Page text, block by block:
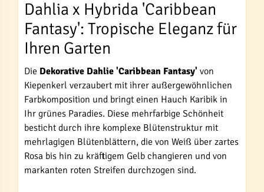
Dahlia x Hybrida 'Caribbean
Fantasy': Tropische Eleganz für
Ihren Garten
Die Dekorative Dahlie 'Caribbean Fantasy' von
Kiepenkerl verzaubert mit ihrer außergewöhnlichen
Farbkomposition und bringt einen Hauch Karibik in
Ihr grünes Paradies. Diese mehrfarbige Schönheit
besticht durch ihre komplexe Blütenstruktur mit
mehrlagigen Blütenblättern, die von Weiß über zartes
Rosa bis hin zu kräftigem Gelb changieren und von
markanten roten Streifen durchzogen sind.